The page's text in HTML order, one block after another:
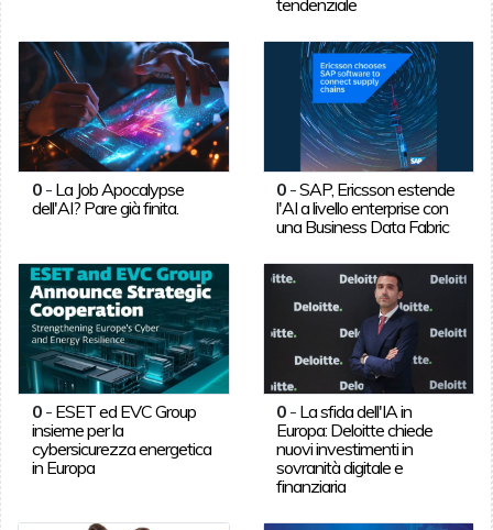
0- La Job Apocalypse
dell'AI? Pare già finita.
0 -SAP, Ericsson estende
l'AI a livello enterprise con
una Business Data Fabric
0- ESET ed EVC Group
insieme per la
cybersicurezza energetica
in Europa
0 - La sfida dell'IA in
Europa: Deloitte chiede
nuovi investimenti in
sovranità digitale e
finanziaria